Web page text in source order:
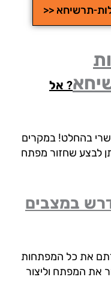
<<
? אל
במקרים
שחזור מפתח
במצבים
כל המפתחות
המפתח וליצור